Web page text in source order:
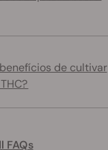
de cultivar
FAQs